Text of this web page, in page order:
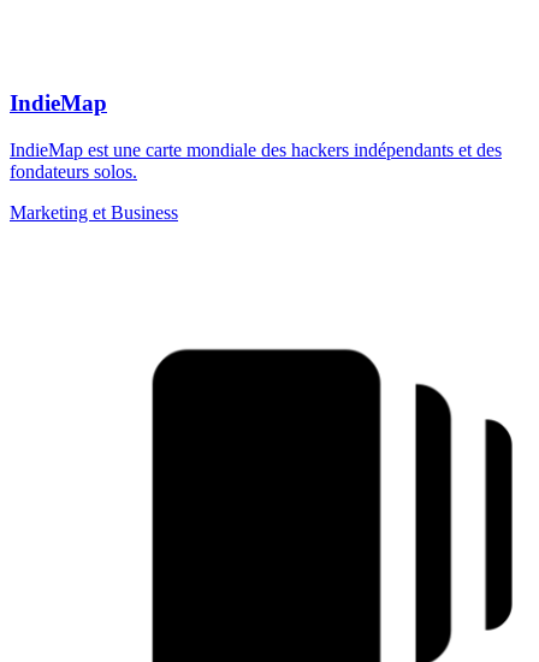
IndieMap
IndieMap est une carte mondiale des hackers indépendants et des
fondateurs solos.
Marketing et Business